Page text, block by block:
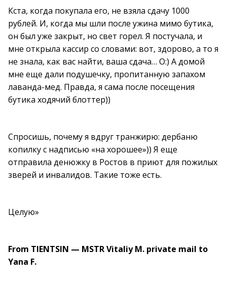
Кста, когда покупала его, не взяла сдачу 1000
рублей. И, когда мы шли после ужина мимо бутика,
он был уже закрыт, но свет горел. Я постучала, и
мне открыла кассир со словами: вот, здорово, а то я
не знала, как вас найти, ваша сдача… О:) А домой
мне еще дали подушечку, пропитанную запахом
лаванда-мед. Правда, я сама после посещения
бутика ходячий блоттер))
Спросишь, почему я вдруг транжирю: дербаню
копилку с надписью «на хорошее»)) Я еще
отправила денюжку в Ростов в приют для пожилых
зверей и инвалидов. Такие тоже есть.
Целую»
From TIENTSIN — MSTR Vitaliy M. private mail to
Yana F.